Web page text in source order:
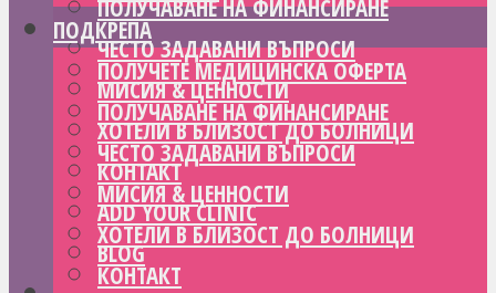
ПОЛУЧАВАНЕ НА ФИНАНСИРАНЕ
ЧЕСТО ЗАДАВАНИ ВЪПРОСИ
МИСИЯ & ЦЕННОСТИ
ХОТЕЛИ В БЛИЗОСТ ДО БОЛНИЦИ
КОНТАКТ
ADD YOUR CLINIC
BLOG
ПОДКРЕПА
ПОЛУЧЕТЕ МЕДИЦИНСКА ОФЕРТА
ПОЛУЧАВАНЕ НА ФИНАНСИРАНЕ
ЧЕСТО ЗАДАВАНИ ВЪПРОСИ
МИСИЯ & ЦЕННОСТИ
ХОТЕЛИ В БЛИЗОСТ ДО БОЛНИЦИ
КОНТАКТ